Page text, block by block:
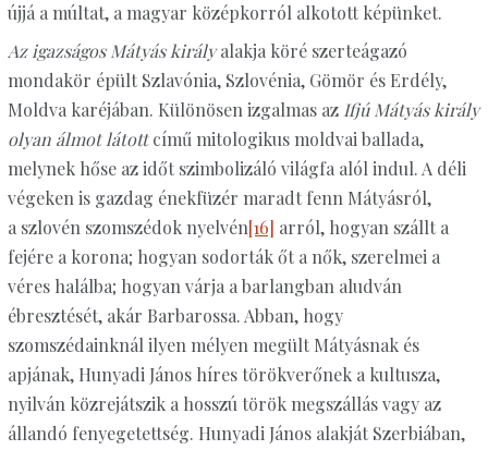
újjá a múltat, a magyar középkorról alkotott képünket.
Az igazságos Mátyás királyalakja köré szerteágazó
mondakör épült Szlavónia, Szlovénia, Gömör és Erdély,
Moldva karéjában. Különösen izgalmas az Ifjú Mátyás király
olyan álmot látottcímű mitologikus moldvai ballada,
melynek hőse az időt szimbolizáló világfa alól indul. A déli
végeken is gazdag énekfüzér maradt fenn Mátyásról,
a szlovén szomszédok nyelvén[16] arról, hogyan szállt a
fejére a korona; hogyan sodorták őt a nők, szerelmei a
véres halálba; hogyan várja a barlangban aludván
ébresztését, akár Barbarossa. Abban, hogy
szomszédainknál ilyen mélyen megült Mátyásnak és
apjának, Hunyadi János híres törökverőnek a kultusza,
nyilván közrejátszik a hosszú török megszállás vagy az
állandó fenyegetettség. Hunyadi János alakját Szerbiában,